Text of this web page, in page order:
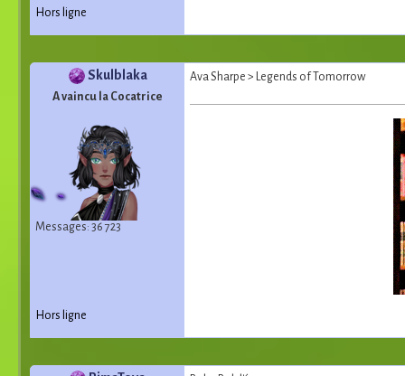
Hors ligne
Skulblaka
A vaincu la Cocatrice
Messages: 36 723
Ava Sharpe > Legends of Tomorrow
Hors ligne